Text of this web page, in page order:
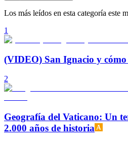
Los más leídos en esta categoría este
1
(VIDEO) San Ignacio y cómo
2
Geografía del Vaticano: Un
2.000 años de historia